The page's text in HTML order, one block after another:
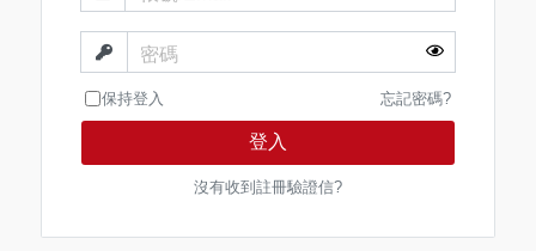
密碼
保持登入 忘記密碼?
登入
沒有收到註冊驗證信?